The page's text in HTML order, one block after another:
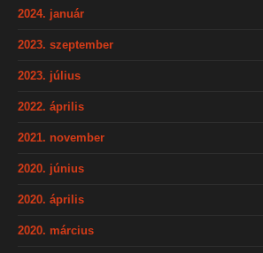
2024. január
2023. szeptember
2023. július
2022. április
2021. november
2020. június
2020. április
2020. március